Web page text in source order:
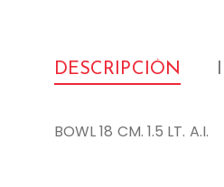
DESCRIPCIÓN
BOWL 18 CM. 1.5 LT. A.I.